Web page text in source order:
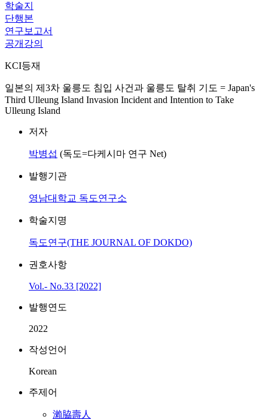
학술지
단행본
연구보고서
공개강의
KCI등재
일본의 제3차 울릉도 침입 사건과 울릉도 탈취 기도 = Japan's
Third Ulleung Island Invasion Incident and Intention to Take
Ulleung Island
저자
박병섭 (독도=다케시마 연구 Net)
발행기관
영남대학교 독도연구소
학술지명
독도연구(THE JOURNAL OF DOKDO)
권호사항
Vol.- No.33 [2022]
발행연도
2022
작성언어
Korean
주제어
瀨脇壽人